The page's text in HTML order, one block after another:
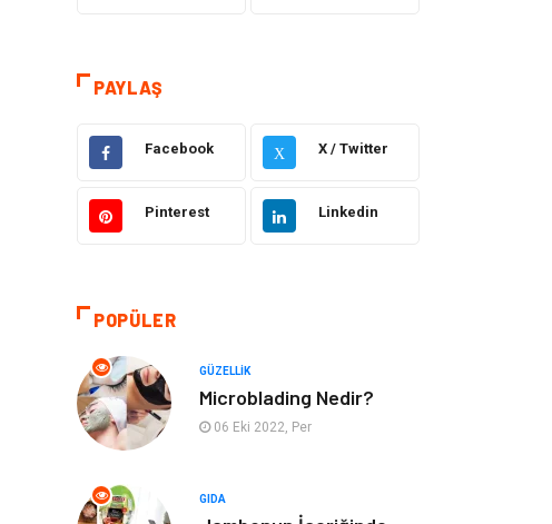
Gıda
Sağlıklı Yaşam
Bilgisayar ve
Moda
Emlak Spor
PAYLAŞ
Facebook X X / Twitter
Pinterest Linkedin
POPÜLER
GÜZELLIK
Microblading Nedir?
06 Eki 2022, Per
GIDA